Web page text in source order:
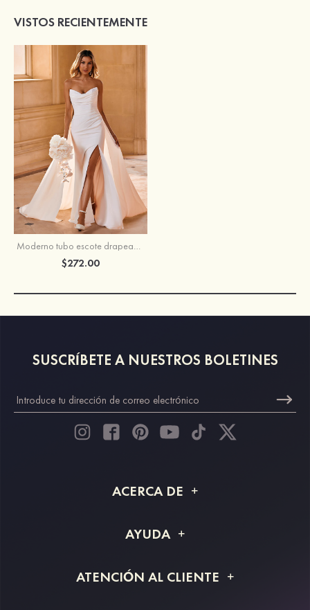
VISTOS RECIENTEMENTE
Moderno tubo escote drapeado desmontable crepé elástico vestido de novia
$272.00
SUSCRÍBETE A NUESTROS BOLETINES
ACERCA DE
Información de envío
AYUDA
Devoluciones y reembolsos
ATENCIÓN AL CLIENTE